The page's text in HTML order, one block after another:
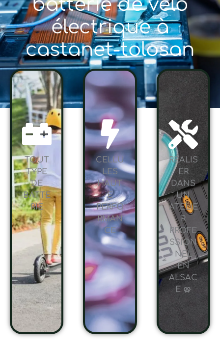
batterie de vélo
électrique à
castanet-tolosan
TOUT
TYPE
DE
BATTE
RIE
CELLU
LES
HAUT
E
PERFO
RMAN
CE
RÉALIS
ER
DANS
UN
ATELIE
R
PROFE
SSION
NEL
EN
ALSAC
E 🥨